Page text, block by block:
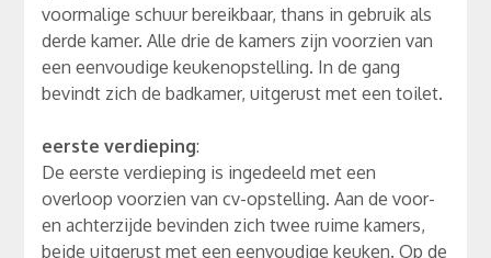
voormalige schuur bereikbaar, thans in gebruik als
derde kamer. Alle drie de kamers zijn voorzien van
een eenvoudige keukenopstelling. In de gang
bevindt zich de badkamer, uitgerust met een toilet.
eerste verdieping:
De eerste verdieping is ingedeeld met een
overloop voorzien van cv-opstelling. Aan de voor-
en achterzijde bevinden zich twee ruime kamers,
beide uitgerust met een eenvoudige keuken. Op de